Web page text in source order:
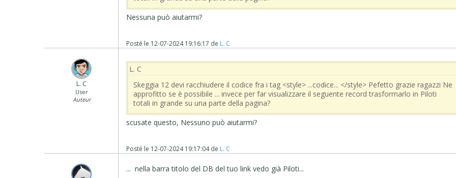
Nessuna può aiutarmi?
Posté le 12-07-2024 19:16:17 de L. C
L. C
User
Auteur
L. C
Skeggia 12 devi racchiudere il codice fra i tag <style> ...codice... </style> Pefetto grazie ragazzi Ne
approfitto se è possibile ... invece per far visualizzare il seguente record trasformarlo in Piloti
totali in grande su una parte della pagina?
scusate questo, Nessuno può aiutarmi?
Posté le 12-07-2024 19:17:04de L. C
... nella barra titolo del DB del tuo link vedo già Piloti...